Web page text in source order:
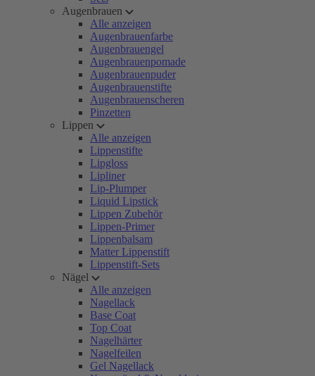
Augenbrauen
Alle anzeigen
Augenbrauenfarbe
Augenbrauengel
Augenbrauenpomade
Augenbrauenpuder
Augenbrauenstifte
Augenbrauenscheren
Pinzetten
Lippen
Alle anzeigen
Lippenstifte
Lipgloss
Lipliner
Lip-Plumper
Liquid Lipstick
Lippen Zubehör
Lippen-Primer
Lippenbalsam
Matter Lippenstift
Lippenstift-Sets
Nägel
Alle anzeigen
Nagellack
Base Coat
Top Coat
Nagelhärter
Nagelfeilen
Gel Nagellack